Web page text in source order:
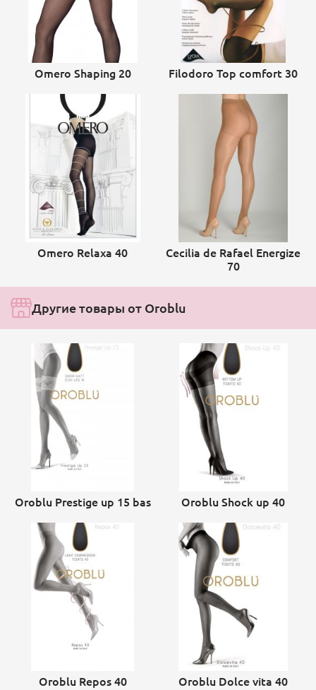
Omero Shaping 20 Filodoro Top comfort 30
Omero Relaxa 40
Cecilia de Rafael Energize
70
Другие товары от Oroblu
Oroblu Prestige up 15 bas Oroblu Shock up 40
Oroblu Repos 40 Oroblu Dolce vita 40